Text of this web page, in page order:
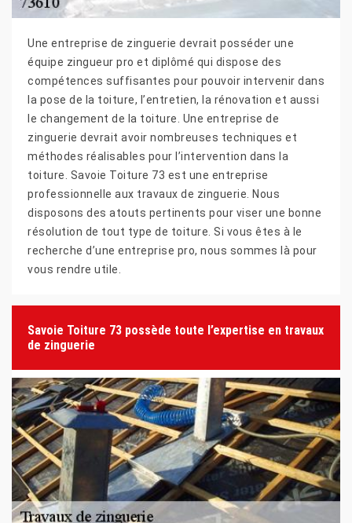
Une entreprise de zinguerie devrait posséder une
équipe zingueur pro et diplômé qui dispose des
compétences suffisantes pour pouvoir intervenir dans
la pose de la toiture, l’entretien, la rénovation et aussi
le changement de la toiture. Une entreprise de
zinguerie devrait avoir nombreuses techniques et
méthodes réalisables pour l’intervention dans la
toiture. Savoie Toiture 73 est une entreprise
professionnelle aux travaux de zinguerie. Nous
disposons des atouts pertinents pour viser une bonne
résolution de tout type de toiture. Si vous êtes à le
recherche d’une entreprise pro, nous sommes là pour
vous rendre utile.
Savoie Toiture 73 possède toute l’expertise en travaux
de zinguerie